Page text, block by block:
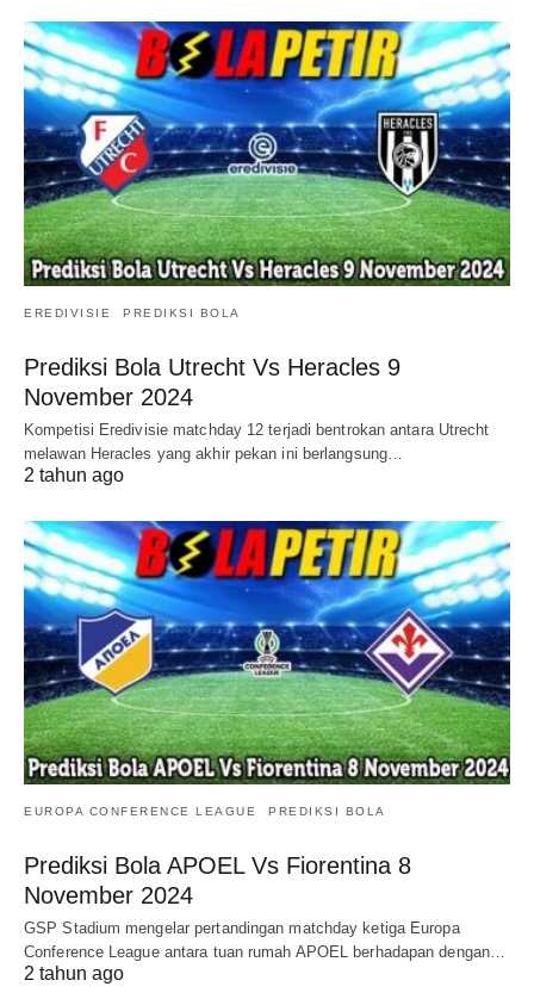
EREDIVISIE PREDIKSI BOLA
Prediksi Bola Utrecht Vs Heracles 9
November 2024
Kompetisi Eredivisie matchday 12 terjadi bentrokan antara Utrecht
melawan Heracles yang akhir pekan ini berlangsung…
2 tahun ago
EUROPA CONFERENCE LEAGUE PREDIKSI BOLA
Prediksi Bola APOEL Vs Fiorentina 8
November 2024
GSP Stadium mengelar pertandingan matchday ketiga Europa
Conference League antara tuan rumah APOEL berhadapan dengan…
2 tahun ago